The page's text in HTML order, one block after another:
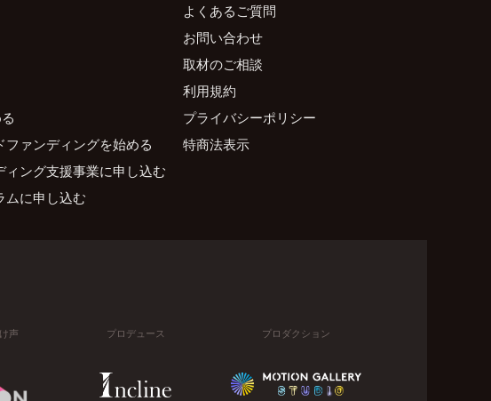
ァンディングを始める
ング支援事業に申し込む
ムに申し込む
よくあるご質問
お問い合わせ
取材のご相談
利用規約
プライバシーポリシー
特商法表示
声 プロデュース プロダクション